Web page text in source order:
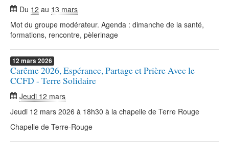
Du 12 au 13 mars
Mot du groupe modérateur. Agenda : dimanche de la santé,
formations, rencontre, pèlerinage
12 mars 2026
Carême 2026, Espérance, Partage et Prière Avec le
CCFD - Terre Solidaire
Jeudi 12 mars
Jeudi 12 mars 2026 à 18h30 à la chapelle de Terre Rouge
Chapelle de Terre-Rouge